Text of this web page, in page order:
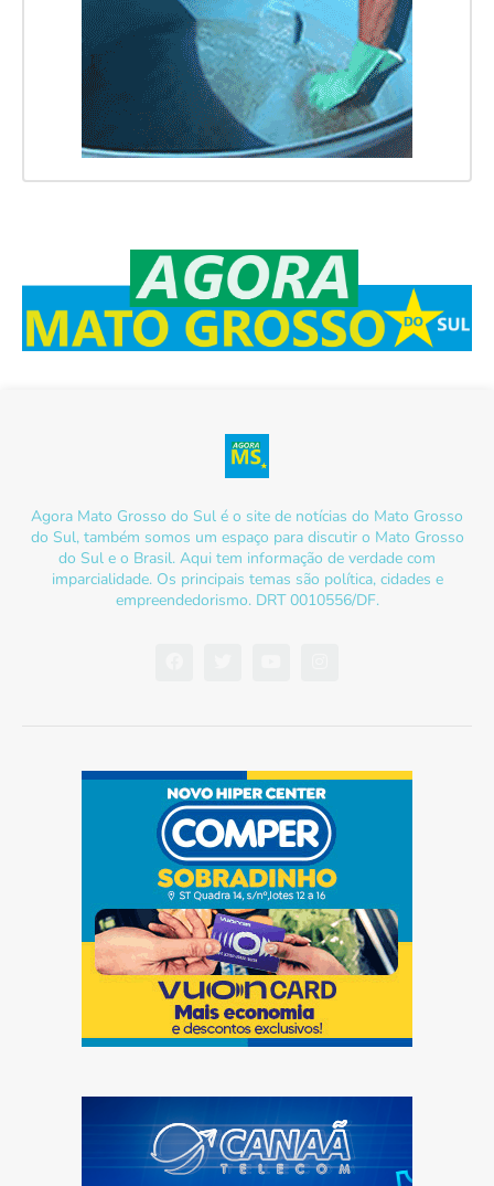
Agora Mato Grosso do Sul é o site de notícias do Mato Grosso
do Sul, também somos um espaço para discutir o Mato Grosso
do Sul e o Brasil. Aqui tem informação de verdade com
imparcialidade. Os principais temas são política, cidades e
empreendedorismo. DRT 0010556/DF.